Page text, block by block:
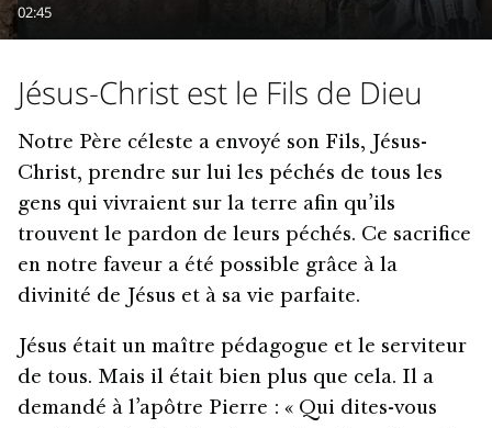
02:45
Jésus-Christ est le Fils de Dieu
Notre Père céleste a envoyé son Fils, Jésus-
Christ, prendre sur lui les péchés de tous les
gens qui vivraient sur la terre afin qu’ils
trouvent le pardon de leurs péchés. Ce sacrifice
en notre faveur a été possible grâce à la
divinité de Jésus et à sa vie parfaite.
Jésus était un maître pédagogue et le serviteur
de tous. Mais il était bien plus que cela. Il a
demandé à l’apôtre Pierre : « Qui dites-vous